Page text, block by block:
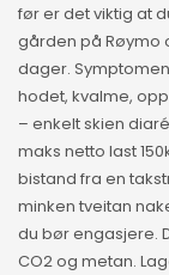
før er det viktig at
gården på Røymo
dager.
hodet, kvalme,
– enkelt skien
maks netto last
bistand fra en
minken tveitan
du bør engasjere.
CO2 og metan.